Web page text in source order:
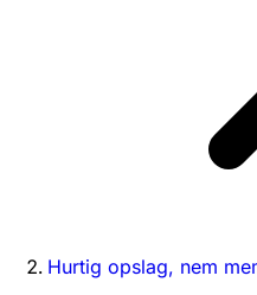
Hurtig opslag, nem